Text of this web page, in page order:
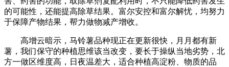
的可能性，还能提高除草结果。富尔安控和富尔解忧，均努力
于保障产物结果，帮力做物减产增收。
高增云暗示，马铃薯品种现正在更新很快，月月都有新
薯，我们保守的种植思维该当改变，要长于操纵当地劣势，北
方一做区维度高，日夜温差大，适合种植高淀粉、物质的品